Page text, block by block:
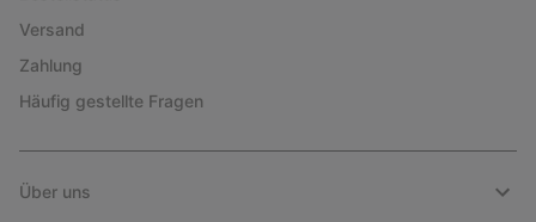
Versand
Zahlung
Häufig gestellte Fragen
Über uns